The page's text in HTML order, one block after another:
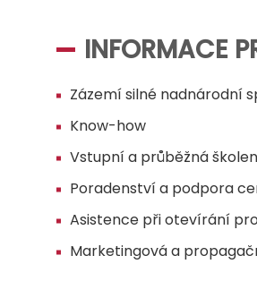
INFORMACE
Zázemí silné nadnárodní
Know-how
Vstupní a průběžná
Poradenství a podpora
Asistence při otevírání
Marketingová a